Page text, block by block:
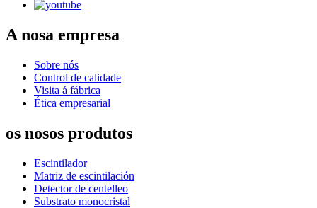
A nosa empresa
Sobre nós
Control de calidade
Visita á fábrica
Ética empresarial
os nosos produtos
Escintilador
Matriz de escintilación
Detector de centelleo
Substrato monocristal